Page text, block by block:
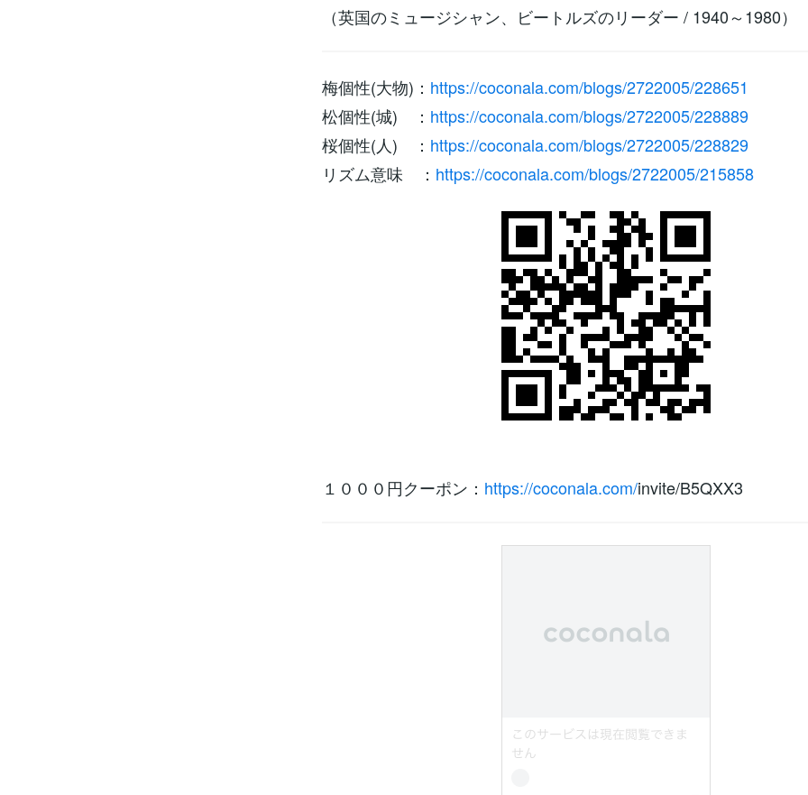
（英国のミュージシャン、ビートルズのリーダー / 1940～1980）
梅個性(大物)： https://coconala.com/blogs/2722005/228651
松個性(城) ： https://coconala.com/blogs/2722005/228889
桜個性(人) ： https://coconala.com/blogs/2722005/228829
リズム意味 ： https://coconala.com/blogs/2722005/215858
１０００円クーポン： https://coconala.com/invite/B5QXX3